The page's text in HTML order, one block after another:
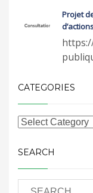
Projet
CATEGORIES
SEARCH